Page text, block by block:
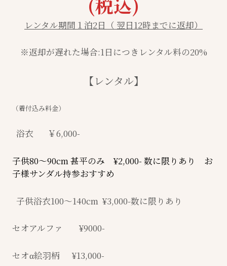
レンタル期間１泊2日（ 翌日12時までに返却）
※返却が遅れた場合:1日につきレンタル料の20%
【レンタル】
（着付込み料金）
浴衣 ￥6,000-
子供80〜90cm 甚平のみ ¥2,000- 数に限りあり お
子様サンダル持参おすすめ
子供浴衣100〜140cm ¥3,000-数に限りあり
セオアルファ ¥9000-
セオα絵羽柄 ¥13,000-